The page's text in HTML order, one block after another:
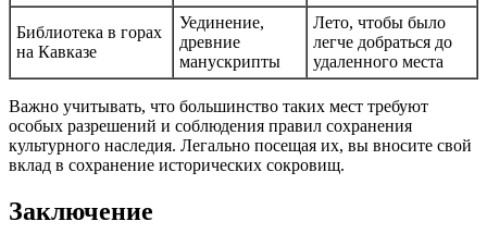
Библиотека в горах
на Кавказе
Уединение,
древние
манускрипты
Лето, чтобы было
легче добраться до
удаленного места
Важно учитывать, что большинство таких мест требуют
особых разрешений и соблюдения правил сохранения
культурного наследия. Легально посещая их, вы вносите свой
вклад в сохранение исторических сокровищ.
Заключение